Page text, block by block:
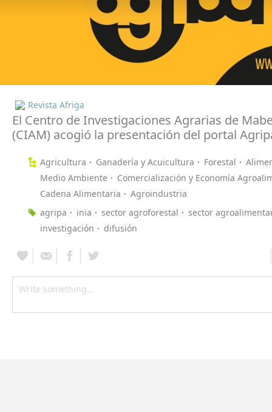
Revista Afriga
El Centro de Investigaciones Agrarias de
(CIAM) acogió la presentación del portal
Agricultura Ganadería y Acuicultura Forestal
Medio Ambiente
Comercialización y Economía
Cadena Alimentaria
Agroindustria
agripa
inia sector agroforestal
sector
investigación
difusión